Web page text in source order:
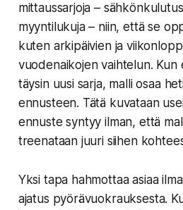
mittaussarjoja –
myyntilukuja – niin, että se
kuten arkipäivien ja
vuodenaikojen vaihtelun. Kun
täysin uusi sarja, malli osaa
ennusteen. Tätä kuvataan
ennuste syntyy ilman, että
treenataan juuri siihen
Yksi tapa hahmottaa asiaa
ajatus pyörävuokrauksesta.